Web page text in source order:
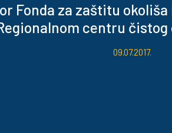
Fonda za zaštitu
centru
09.07.2017.